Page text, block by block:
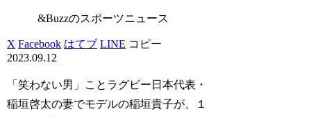
&Buzzのスポーツニュース
X Facebook はてブ LINE コピー
2023.09.12
「笑わない男」ことラグビー日本代表・
稲垣啓太の妻でモデルの稲垣貴子が、１